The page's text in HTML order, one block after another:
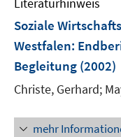
Soziale
Westfalen:
Begleitung (2002)
Christe, Gerhard;
mehr